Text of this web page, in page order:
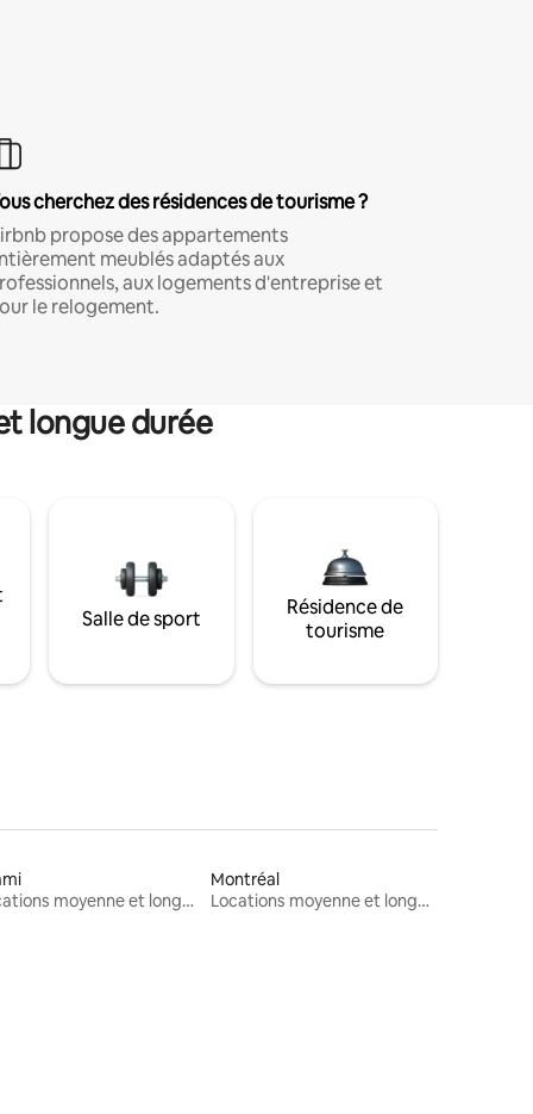
cherchez des résidences de tourisme ?
propose des appartements
meublés adaptés aux
aux logements d'entreprise et
le relogement.
longue durée
Salle de sport
Résidence de
tourisme
Locations moyenne et longue durée
Montréal
Locations moyenne et longue durée